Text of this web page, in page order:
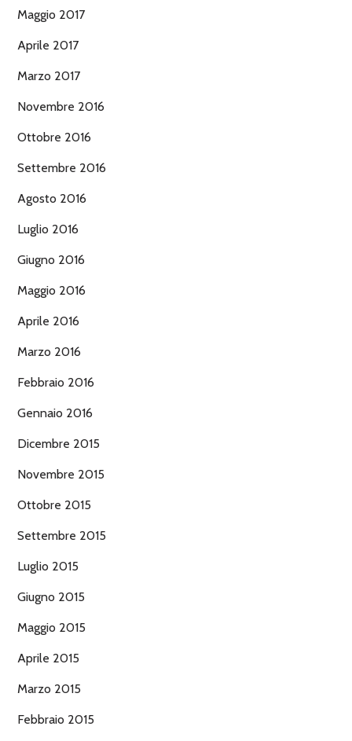
Maggio 2017
Aprile 2017
Marzo 2017
Novembre 2016
Ottobre 2016
Settembre 2016
Agosto 2016
Luglio 2016
Giugno 2016
Maggio 2016
Aprile 2016
Marzo 2016
Febbraio 2016
Gennaio 2016
Dicembre 2015
Novembre 2015
Ottobre 2015
Settembre 2015
Luglio 2015
Giugno 2015
Maggio 2015
Aprile 2015
Marzo 2015
Febbraio 2015